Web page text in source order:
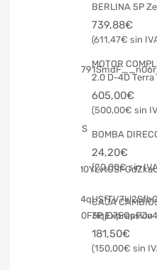
BERLINA 5P
739,88€
611,47€
MOTOR
2.0 D-4D Terra
605,00€
500,00€
BOMBA
24,20€
20,00€
CAJA
3P Expression
181,50€
150,00€